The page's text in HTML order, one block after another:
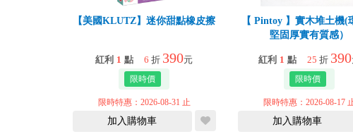
【美國KLUTZ】迷你甜點橡皮擦
紅利 1 點 6 折 390元
限時特惠：2026-08-31 止
加入購物車
【 Pintoy 】實木堆土機(
堅固厚實有質感）
紅利 1 點 25 折 390
限時特惠：2026-08-17
加入購物車